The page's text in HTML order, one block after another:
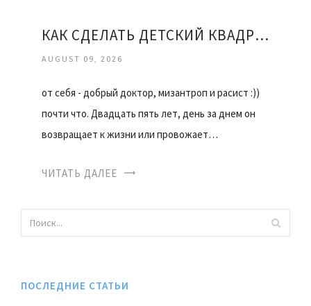
КАК СДЕЛАТЬ ДЕТСКИЙ КВАДРОЦИКЛ СВОИМИ РУКАМИ
AUGUST 09, 2026
от себя - добрый доктор, мизантроп и расист :))
почти что. Двадцать пять лет, день за днем он
возвращает к жизни или провожает…
ЧИТАТЬ ДАЛЕЕ
ПОСЛЕДНИЕ СТАТЬИ